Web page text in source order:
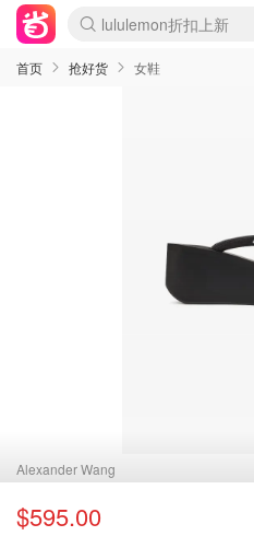
Sasa美妆护肤3.5折
SSENSE年中3折
FreshBeauty好价汇总
Cettire降价+叠9折
Farfetch折上8折
WWS Coles超市实拍
viagogo二手票捡漏
Myer清仓1折起
The Outnet奢牌1折起
David Jones 3折起
Flannels大牌1折
Perfumes Club护肤1折
AMIRO返校季6.2折
Oweek抽奖送Airpods
Amazon折扣汇总
eToro入金$200送$50
Amazon数码好物
ICONIC本周7.5折
ThedoubleF高奢地板价
Moose Knuckles 6折
丝芙兰5折起
EUFY官网3.7折起
Selenichast首饰2折
Trip机票酒店促销
YSL送5件彩妆礼
Amazon家居好物
BIGBANG巡演开票
David Jones时尚3折
Amazon美妆护肤
雅漾大喷$8
过敏原检测盒$33
伊索独家赠50ml沐浴露
科颜氏清仓3折
SEALIFE海洋馆门票6折
丝塔芙大白罐$16
订阅Newsletter送香薰
Cult Beauty 6.8折
Harrods圣诞日历2.3折
LN-CC奢牌私促3折
d'Alba空姐喷雾$16
EVE LOM套装逆天2折
Bernardelli独家4折
Adore Beauty 6折起
CT圣诞日历
Mytheresa奢品2.7折
Luxury Escapes 9折
Currentbody美容仪9折
MOON Garden Live
ALLSAINTS美衣3折
Roborock扫地机3.7折
Tingo Life水杯$24
Valentino官网5折
CR洗发护发6.3折
首页 抢好货 女鞋
Alexander Wang
$595.00